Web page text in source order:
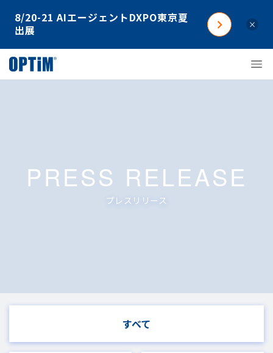
8/20-21 AIエージェントDXPO東京夏
出展
×
PRESS RELEASE
プレスリリース
すべて